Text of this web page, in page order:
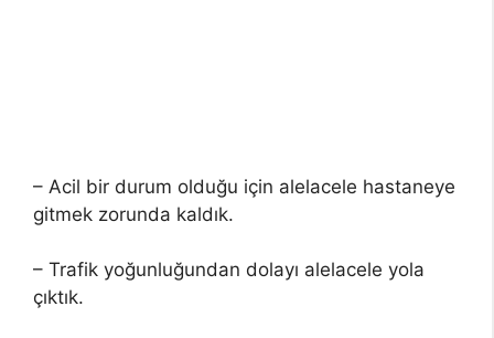
– Acil bir durum olduğu için alelacele hastaneye
gitmek zorunda kaldık.
– Trafik yoğunluğundan dolayı alelacele yola
çıktık.